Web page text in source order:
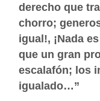
derecho que
chorro;
igual!, ¡Nada
que un gran
escalafón; los
igualado…”